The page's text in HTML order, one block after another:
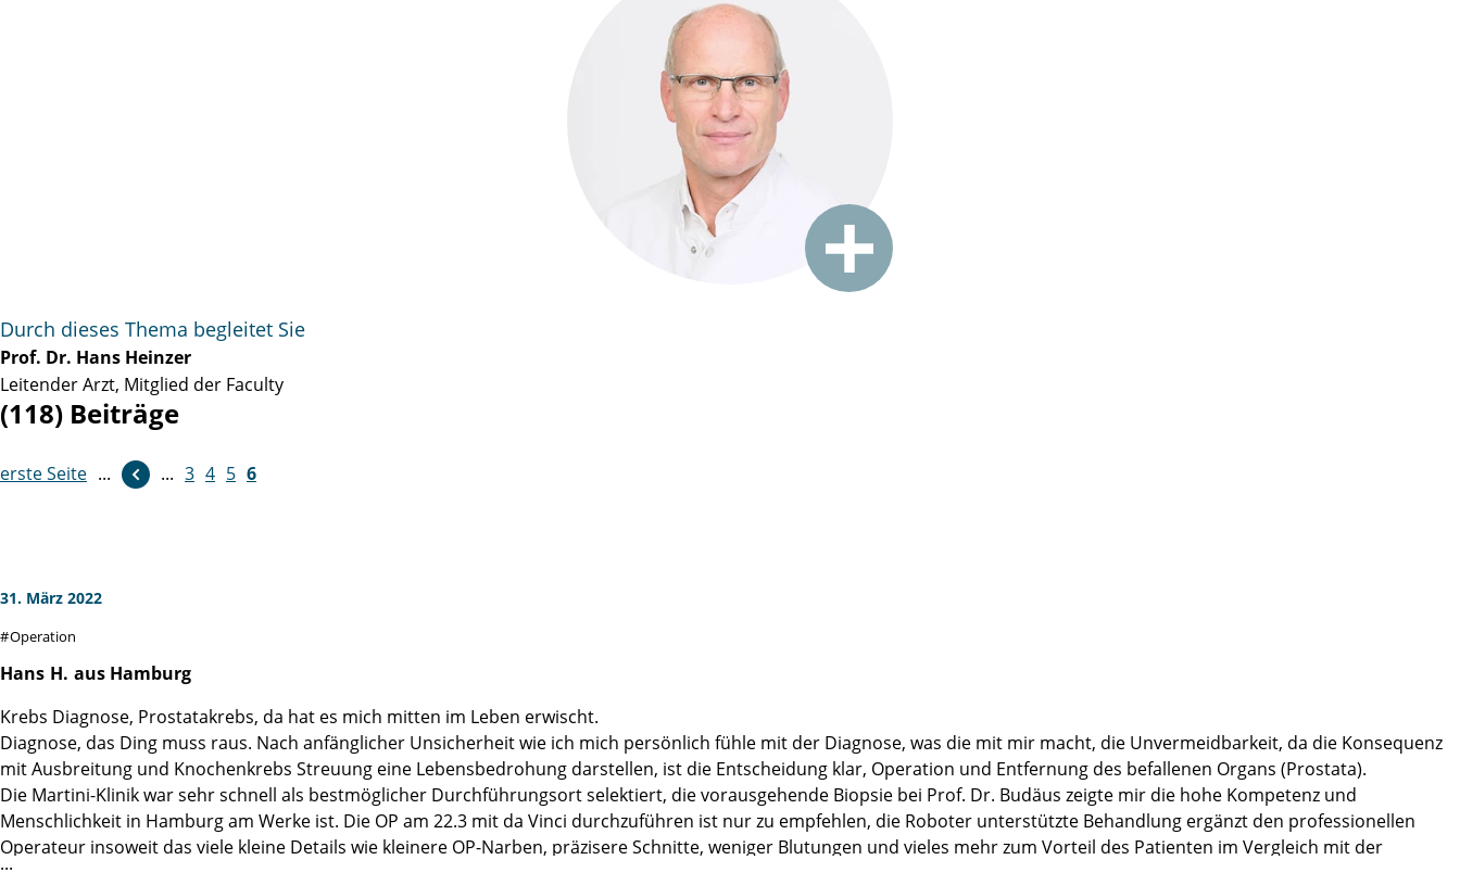
Durch dieses Thema begleitet Sie
Prof. Dr. Hans Heinzer
Leitender Arzt, Mitglied der Faculty
(118) Beiträge
erste Seite ... ... 3 4 5 6
31. März 2022
Operation
Hans H. aus Hamburg
Krebs Diagnose, Prostatakrebs, da hat es mich mitten im Leben erwischt.
Diagnose, das Ding muss raus. Nach anfänglicher Unsicherheit wie ich mich persönlich fühle mit der Diagnose, was die mit mir macht, die Unvermeidbarkeit, da die Konsequenz
mit Ausbreitung und Knochenkrebs Streuung eine Lebensbedrohung darstellen, ist die Entscheidung klar, Operation und Entfernung des befallenen Organs (Prostata).
Die Martini-Klinik war sehr schnell als bestmöglicher Durchführungsort selektiert, die vorausgehende Biopsie bei Prof. Dr. Budäus zeigte mir die hohe Kompetenz und
Menschlichkeit in Hamburg am Werke ist. Die OP am 22.3 mit da Vinci durchzuführen ist nur zu empfehlen, die Roboter unterstützte Behandlung ergänzt den professionellen
Operateur insoweit das viele kleine Details wie kleinere OP-Narben, präzisere Schnitte, weniger Blutungen und vieles mehr zum Vorteil des Patienten im Vergleich mit der
herkömmlichen Operationsmethode ergeben. Danke an das OP Team, die Nachversorgung die drei Tage danach und die perfekte Unterstützung und harmonische